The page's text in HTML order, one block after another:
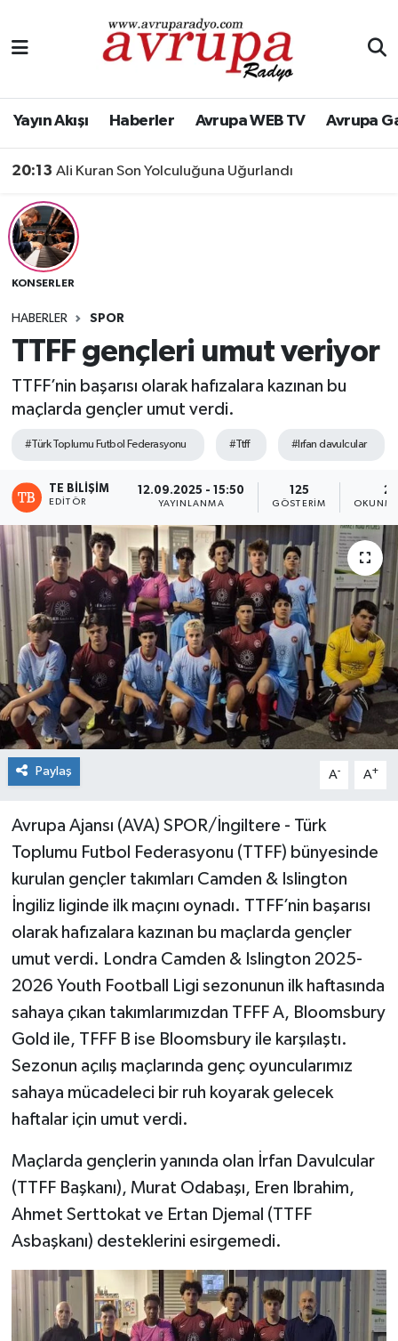
Yayın Akışı Haberler Avrupa WEB TV Avrupa
20:13 Ali Kuran Son Yolculuğuna Uğurlandı
KONSERLER
HABERLER SPOR
TTFF gençleri umut veriyor
TTFF’nin başarısı olarak hafızalara kazınan bu
maçlarda gençler umut verdi.
#Türk Toplumu Futbol Federasyonu #Ttff #Irfan davulcular
TE BILIŞIM
EDITÖR
12.09.2025 - 15:50
YAYINLANMA
125
GÖSTERIM
2
Paylaş A- A+
Avrupa Ajansı (AVA) SPOR/İngiltere - Türk
Toplumu Futbol Federasyonu (TTFF) bünyesinde
kurulan gençler takımları Camden & Islington
İngiliz liginde ilk maçını oynadı. TTFF’nin başarısı
olarak hafızalara kazınan bu maçlarda gençler
umut verdi. Londra Camden & Islington 2025-
2026 Youth Football Ligi sezonunun ilk haftasında
sahaya çıkan takımlarımızdan TFFF A, Bloomsbury
Gold ile, TFFF B ise Bloomsbury ile karşılaştı.
Sezonun açılış maçlarında genç oyuncularımız
sahaya mücadeleci bir ruh koyarak gelecek
haftalar için umut verdi.
Maçlarda gençlerin yanında olan İrfan Davulcular
(TTFF Başkanı), Murat Odabaşı, Eren Ibrahim,
Ahmet Serttokat ve Ertan Djemal (TTFF
Asbaşkanı) desteklerini esirgemedi.
Yayın Akışı
Haberler
Avrupa Gazete
Konserler
Genel
Spor
Nöbetçi Eczaneler
Hava Durumu
Trafik Durumu
Süper Lig Puan Durumu ve Fikstür
Son Dakika Haberleri
Haber Arşivi